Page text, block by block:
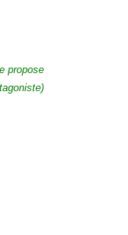
propose